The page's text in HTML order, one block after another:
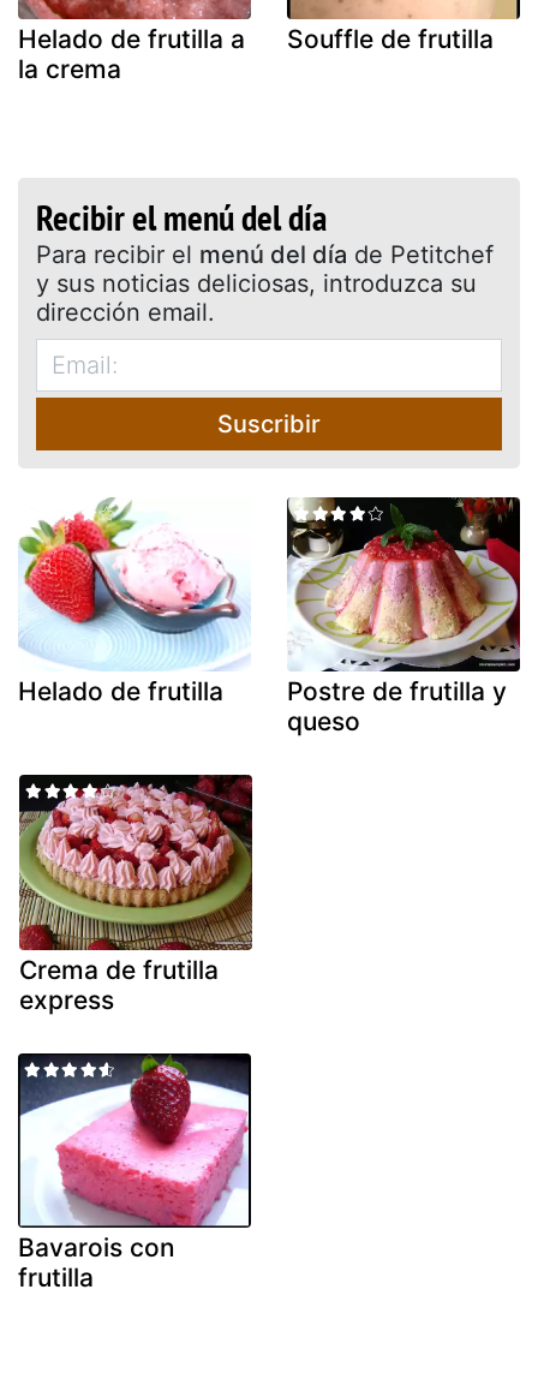
Helado de frutilla a
la crema
Souffle de frutilla
Recibir el menú del día
Para recibir el menú del día de Petitchef
y sus noticias deliciosas, introduzca su
dirección email.
Suscribir
Helado de frutilla
Postre de frutilla y
queso
Crema de frutilla
express
Bavarois con
frutilla